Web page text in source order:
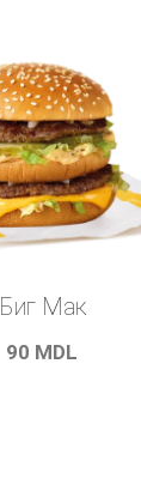
Биг Мак
90 MDL